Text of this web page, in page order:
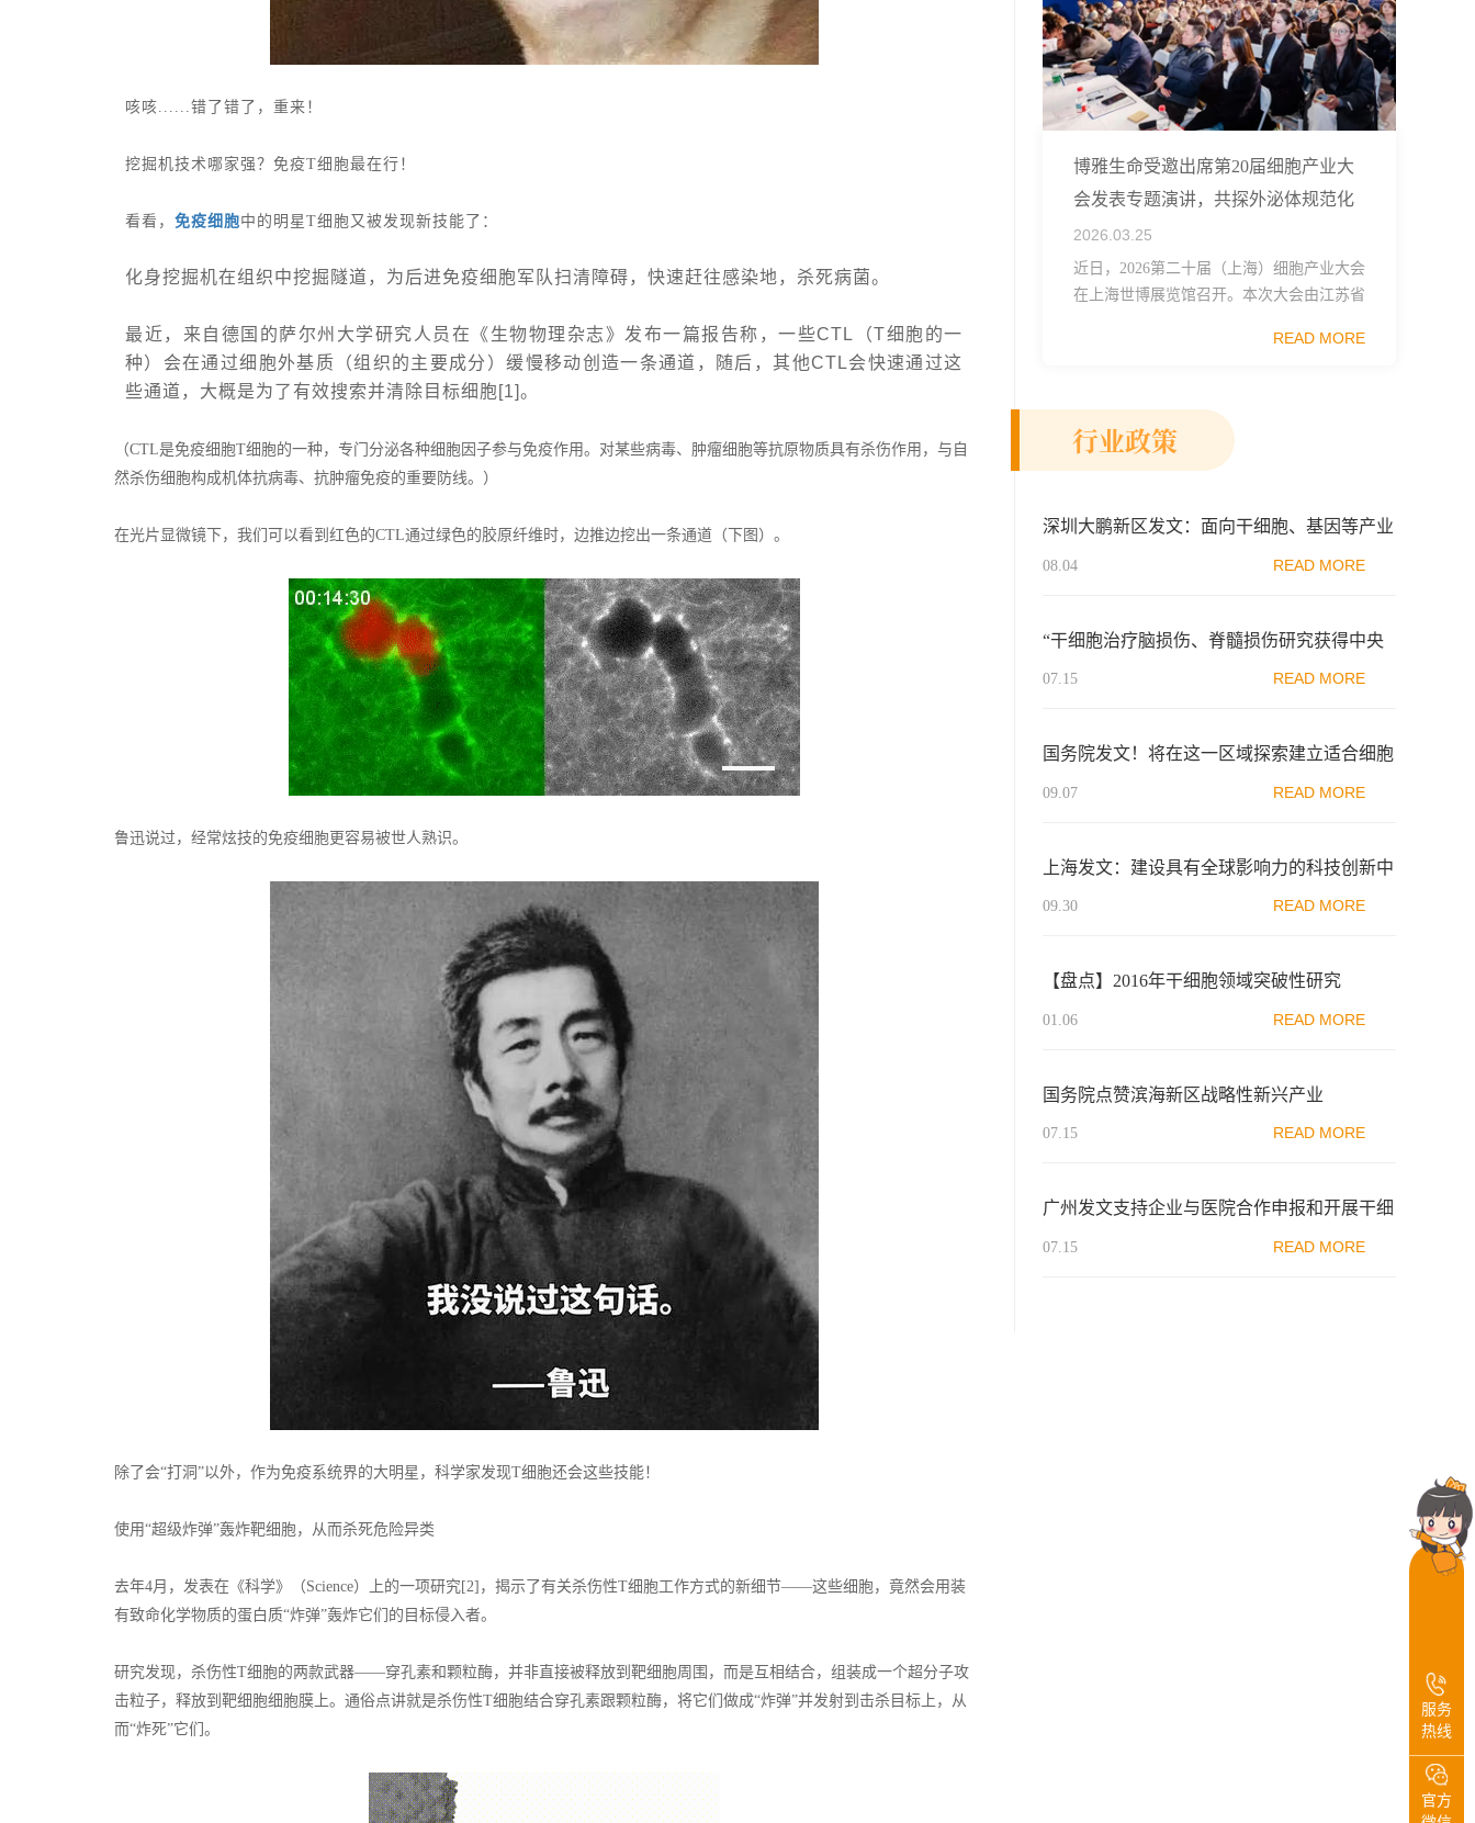
咳咳......错了错了，重来！
挖掘机技术哪家强？免疫T细胞最在行！
看看， 免疫细胞中的明星T细胞又被发现新技能了：
化身挖掘机在组织中挖掘隧道，为后进免疫细胞军队扫清障碍，快速赶往感染地，杀死病菌。
最近，来自德国的萨尔州大学研究人员在《生物物理杂志》发布一篇报告称，一些CTL（T细胞的一
种）会在通过细胞外基质（组织的主要成分）缓慢移动创造一条通道 ，随后，其他CTL会快速通过这
些通道， 大概是为了有效搜索并清除目标细胞 [1]。
（CTL是免疫细胞T细胞的一种，专门分泌各种细胞因子参与免疫作用。对某些病毒、肿瘤细胞等抗原物质具有杀伤作用，与自
然杀伤细胞构成机体抗病毒、抗肿瘤免疫的重要防线。）
在光片显微镜下，我们可以看到红色的CTL通过绿色的胶原纤维时，边推边挖出一条通道（下图）。
鲁迅说过，经常炫技的免疫细胞更容易被世人熟识。
除了会“打洞”以外，作为免疫系统界的大明星，科学家发现T细胞还会这些技能！
使用“超级炸弹”轰炸靶细胞，从而杀死危险异类
去年4月，发表在《科学》（Science）上的一项研究[2]，揭示了有关杀伤性T细胞工作方式的新细节——这些细胞，竟然会用装
有致命化学物质的蛋白质“炸弹”轰炸它们的目标侵入者。
研究发现，杀伤性T细胞的两款武器——穿孔素和颗粒酶，并非直接被释放到靶细胞周围，而是互相结合，组装成一个超分子攻
击粒子，释放到靶细胞细胞膜上。通俗点讲就是杀伤性T细胞结合穿孔素跟颗粒酶，将它们做成“炸弹”并发射到击杀目标上，从
而“炸死”它们。
博雅生命受邀出席第20届细胞产业大
会发表专题演讲，共探外泌体规范化
发展
2026.03.25
近日，2026第二十届（上海）细胞产业大会
在上海世博展览馆召开。本次大会由江苏省
促进会细胞医药分会、武汉东湖国家自主创
READ MORE
行业政策
深圳大鹏新区发文：面向干细胞、基因等产业
发展需求，积极争取先行先试政策推行
08.04 READ MORE
“干细胞治疗脑损伤、脊髓损伤研究获得中央
军委后勤保障部立项并开放申报
07.15 READ MORE
国务院发文！将在这一区域探索建立适合细胞
治疗、基因治疗研究发展的新型管理模式
09.07 READ MORE
上海发文：建设具有全球影响力的科技创新中
心“十四五”规划，推进干细胞与再生医学发展
09.30 READ MORE
【盘点】2016年干细胞领域突破性研究
01.06 READ MORE
国务院点赞滨海新区战略性新兴产业
07.15 READ MORE
广州发文支持企业与医院合作申报和开展干细
胞临床研究
07.15 READ MORE
服务
热线
官方